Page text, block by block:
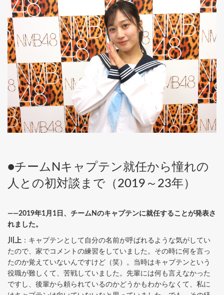
●チームNキャプテン就任から憧れの
人との初対談まで（2019～23年）
――2019年1月1日、チームNのキャプテンに就任することが発表さ
れました。
川上 ：キャプテンとして自分の名前が呼ばれるような気がしてい
たので、家でコメントの練習をしていました。その時に何を言っ
たのか覚えていないんですけど（笑）。当時はキャプテンという
役職が難しくて、苦戦していました。先輩には何も言えなかった
ですし、後輩から頼られているのかどうかもわからなくて、私に